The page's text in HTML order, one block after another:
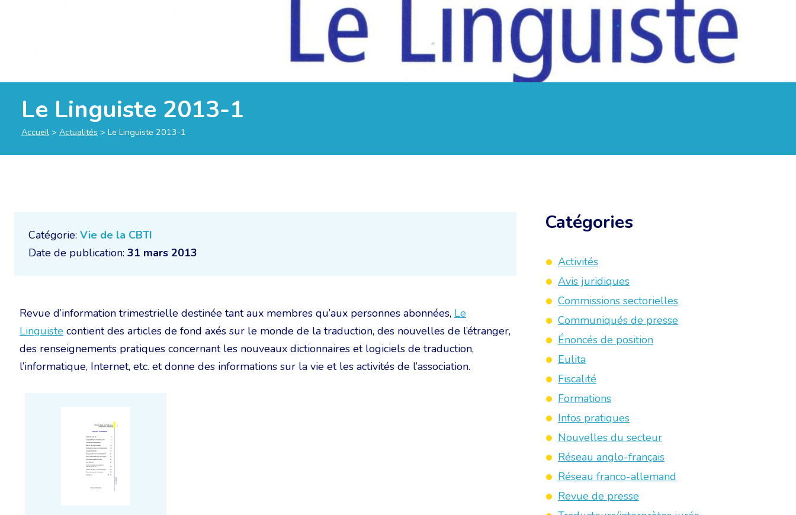
Le Linguiste 2013-1
Accueil > Actualités > Le Linguiste 2013-1
Catégorie: Vie de la CBTI
Date de publication: 31 mars 2013
Revue d’information trimestrielle destinée tant aux membres qu’aux personnes abonnées, Le
Linguiste contient des articles de fond axés sur le monde de la traduction, des nouvelles de l’étranger,
des renseignements pratiques concernant les nouveaux dictionnaires et logiciels de traduction,
l’informatique, Internet, etc. et donne des informations sur la vie et les activités de l’association.
Catégories
Activités
Avis juridiques
Commissions sectorielles
Communiqués de presse
Énoncés de position
Eulita
Fiscalité
Formations
Infos pratiques
Nouvelles du secteur
Réseau anglo-français
Réseau franco-allemand
Revue de presse